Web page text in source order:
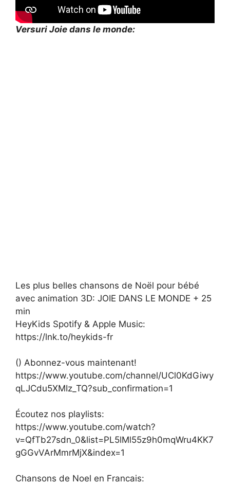
Versuri Joie dans le monde:
Les plus belles chansons de Noël pour bébé
avec animation 3D: JOIE DANS LE MONDE + 25
min
HeyKids Spotify & Apple Music:
https://lnk.to/heykids-fr
() Abonnez-vous maintenant!
https://www.youtube.com/channel/UCl0KdGiwy
qLJCdu5XMIz_TQ?sub_confirmation=1
Écoutez nos playlists:
https://www.youtube.com/watch?
v=QfTb27sdn_0&list=PL5lMl55z9h0mqWru4KK7
gGGvVArMmrMjX&index=1
Chansons de Noel en Francais: